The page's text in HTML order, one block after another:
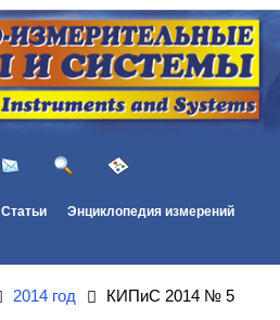
Статьи Энциклопедия измерений
2014 год КИПиС 2014 № 5